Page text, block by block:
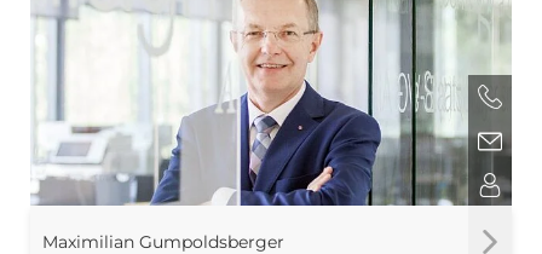
Maximilian Gumpoldsberger